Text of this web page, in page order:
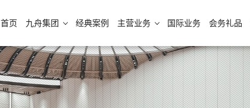
首页 九舟集团 经典案例 主营业务 国际业务 会务礼品